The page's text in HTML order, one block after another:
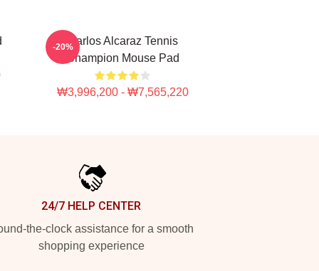
Carlos Alcaraz Tennis
Champion Mouse Pad
₩3,996,200 - ₩7,565,220
-20%
24/7 HELP CENTER
the-clock assistance for a smooth
shopping experience